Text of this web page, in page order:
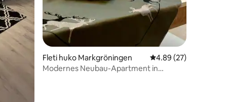
Fleti huko Markgröningen Ukadiriaji wa wastani
4.89 (27)
Modernes Neubau-Apartment in